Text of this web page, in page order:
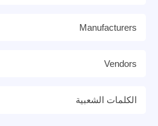
Manufacturers
Vendors
الكلمات الشعبية